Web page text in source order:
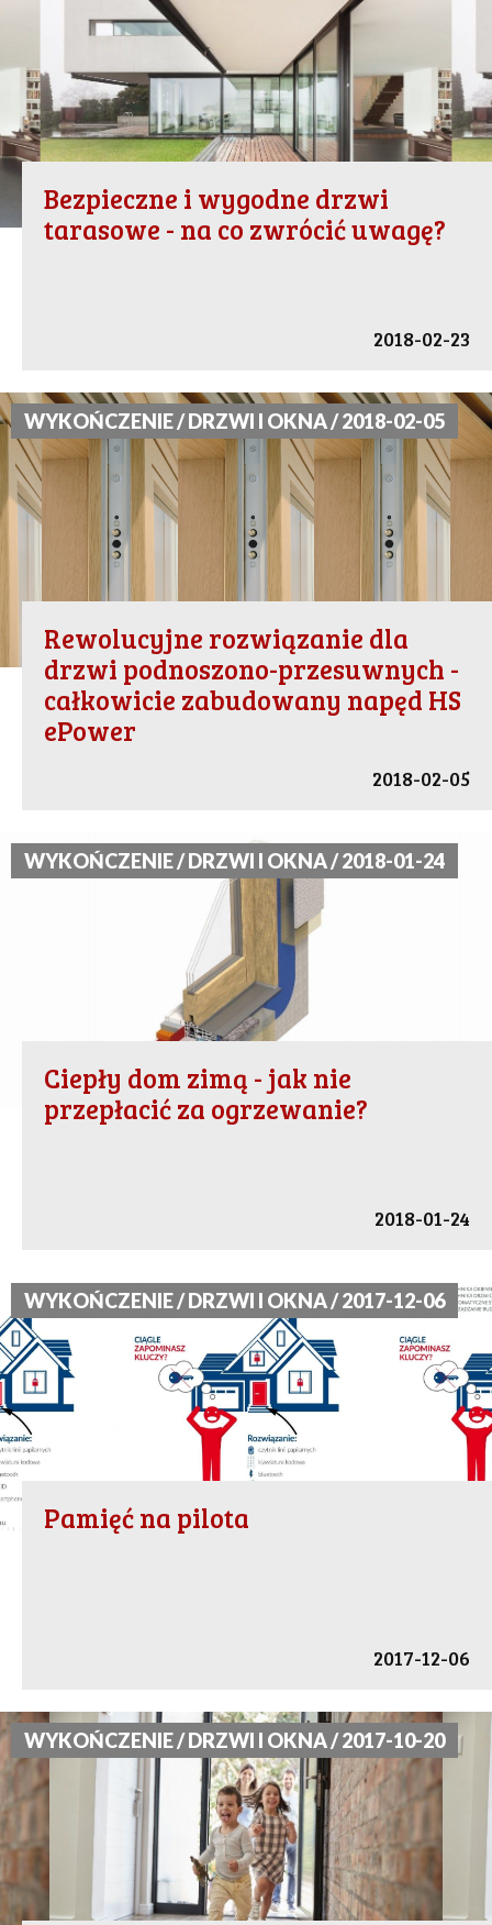
Bezpieczne i wygodne drzwi
tarasowe - na co zwrócić uwagę?
2018-02-23
WYKOŃCZENIE / DRZWI I OKNA / 2018-02-05
Rewolucyjne rozwiązanie dla
drzwi podnoszono-przesuwnych -
całkowicie zabudowany napęd HS
ePower
2018-02-05
WYKOŃCZENIE / DRZWI I OKNA / 2018-01-24
Ciepły dom zimą - jak nie
przepłacić za ogrzewanie?
2018-01-24
WYKOŃCZENIE / DRZWI I OKNA / 2017-12-06
Pamięć na pilota
2017-12-06
WYKOŃCZENIE / DRZWI I OKNA / 2017-10-20